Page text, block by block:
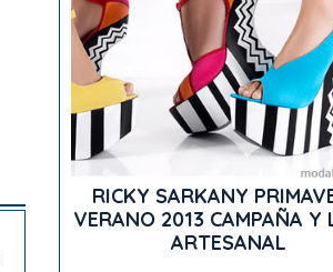
RICKY SARKANY
VERANO 2013 CAMPAÑA Y
ARTESANAL